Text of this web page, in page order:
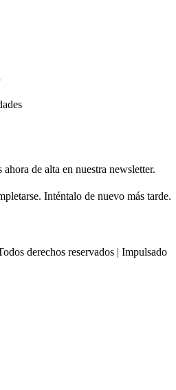
de alta en nuestra newsletter.
Inténtalo de nuevo más tarde.
derechos reservados | Impulsado